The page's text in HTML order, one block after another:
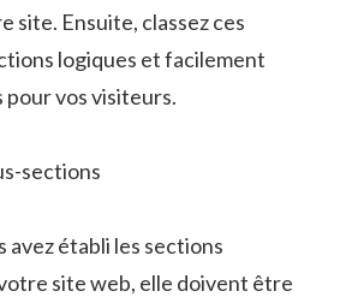
site. Ensuite, classez ces
logiques et facilement
vos visiteurs.
sections
avez établi les sections
site web, elle doivent être